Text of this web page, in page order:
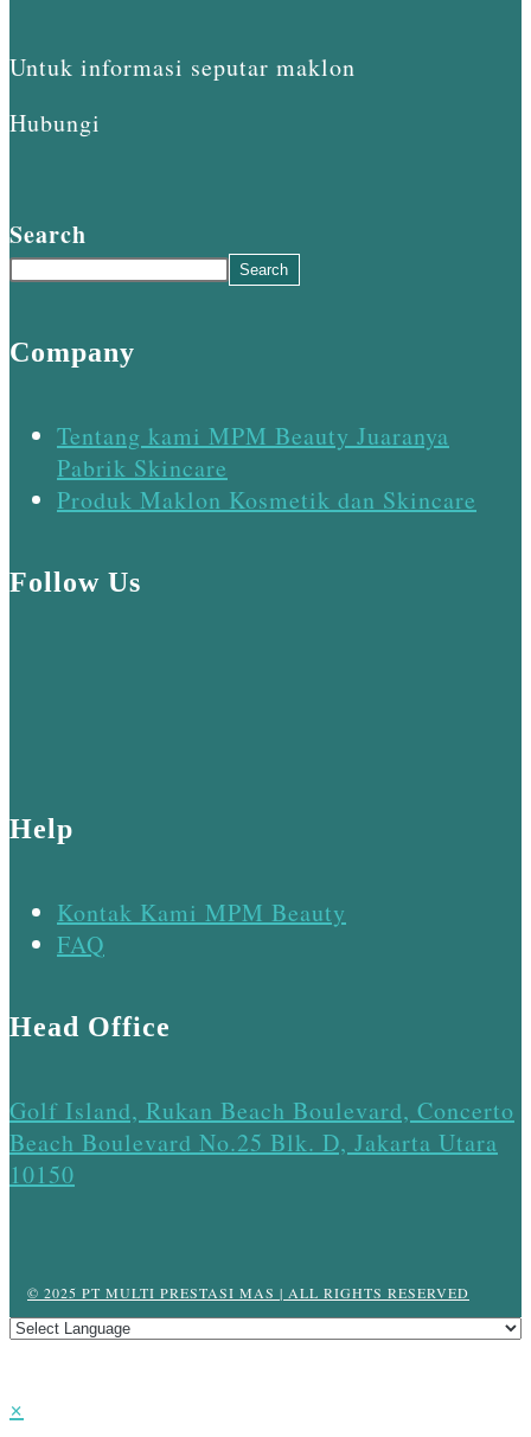
Untuk informasi seputar maklon
Hubungi
Search
Search
Company
Tentang kami MPM Beauty Juaranya
Pabrik Skincare
Produk Maklon Kosmetik dan Skincare
Follow Us
Help
Kontak Kami MPM Beauty
FAQ
Head Office
Golf Island, Rukan Beach Boulevard, Concerto
Beach Boulevard No.25 Blk. D, Jakarta Utara
10150
© 2025 PT MULTI PRESTASI MAS | ALL RIGHTS RESERVED
×